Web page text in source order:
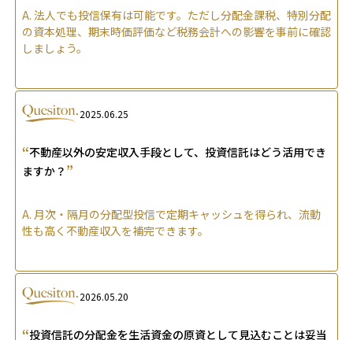
A. 法人でも投信保有は可能です。ただし分配金課税、特別分配
の資本処理、期末時価評価など税務会計への影響を事前に確認
しましょう。
2025.06.25
“不動産以外の安定収入手段として、投資信託はどう活用でき
ますか？ ”
A. 月次・隔月の分配型投信で定期キャッシュを得られ、流動
性も高く不動産収入を補完できます。
2026.05.20
“投資信託の分配金を生活資金の原資として見込むことは妥当